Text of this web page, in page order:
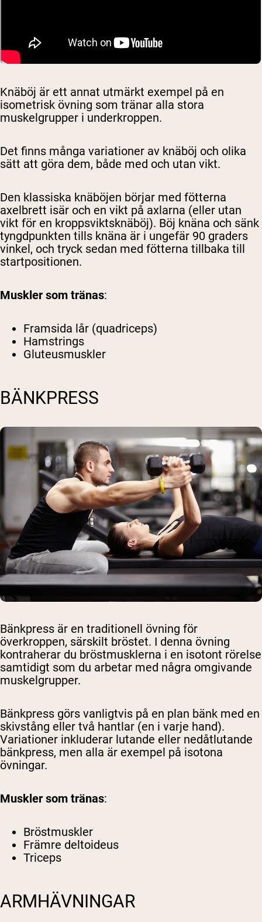
Knäböj är ett annat utmärkt exempel på en
isometrisk övning som tränar alla stora
muskelgrupper i underkroppen.
Det finns många variationer av knäböj och olika
sätt att göra dem, både med och utan vikt.
Den klassiska knäböjen börjar med fötterna
axelbrett isär och en vikt på axlarna (eller utan
vikt för en kroppsviktsknäböj). Böj knäna och sänk
tyngdpunkten tills knäna är i ungefär 90 graders
vinkel, och tryck sedan med fötterna tillbaka till
startpositionen.
Muskler som tränas:
Framsida lår (quadriceps)
Hamstrings
Gluteusmuskler
BÄNKPRESS
Bänkpress är en traditionell övning för
överkroppen, särskilt bröstet. I denna övning
kontraherar du bröstmusklerna i en isotont rörelse
samtidigt som du arbetar med några omgivande
muskelgrupper.
Bänkpress görs vanligtvis på en plan bänk med en
skivstång eller två hantlar (en i varje hand).
Variationer inkluderar lutande eller nedåtlutande
bänkpress, men alla är exempel på isotona
övningar.
Muskler som tränas:
Bröstmuskler
Främre deltoideus
Triceps
ARMHÄVNINGAR